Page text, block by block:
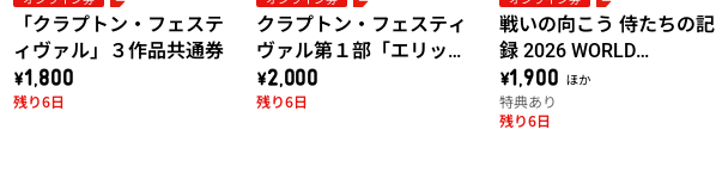
「クラプトン・フェステ
ィヴァル」３作品共通券
\1,800
残り6日
クラプトン・フェスティ
ヴァル第１部「エリッ
ク・クラプトン＆スティ
ーヴ・ウィンウッド：ラ
\2,000
残り6日
戦いの向こう 侍たちの記
録 2026 WORLD
BASEBALL CLASSIC
\1,900 ほか
特典あり
残り6日